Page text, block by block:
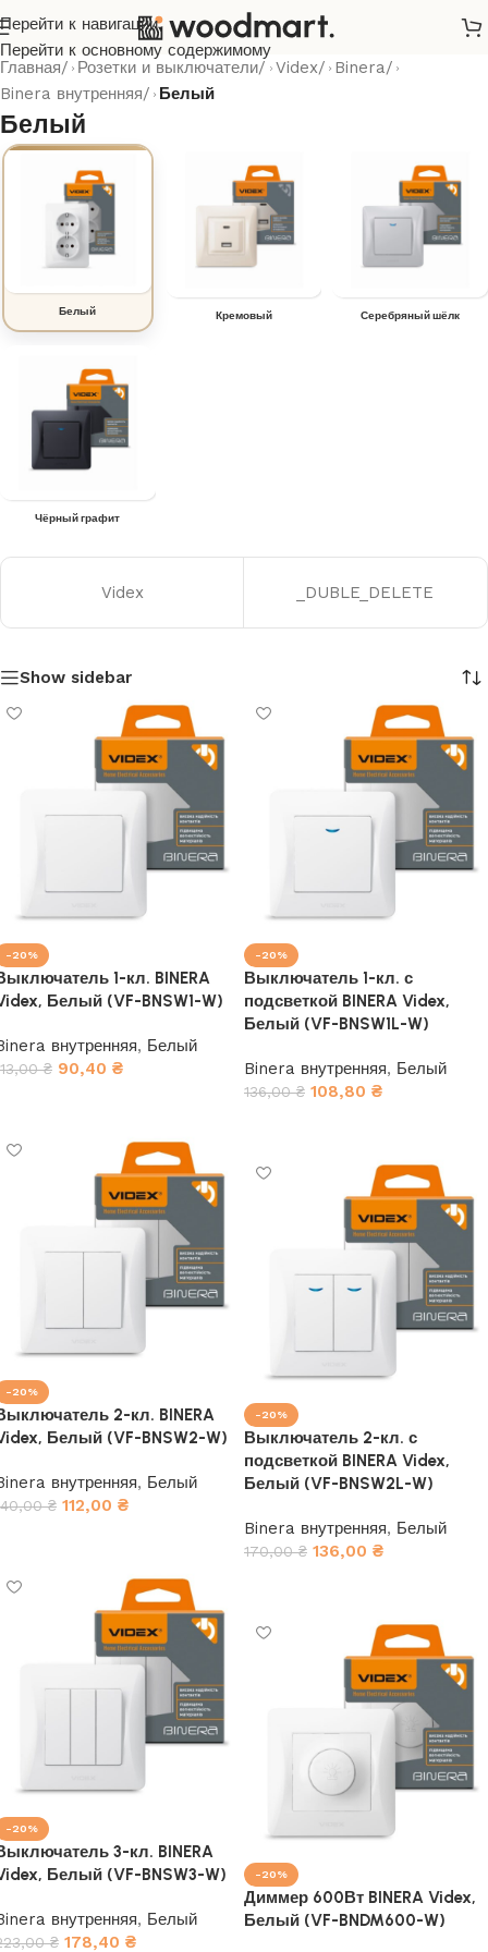
Перейти к навигации
Перейти к основному содержимому
Главная/ Розетки и выключатели/ Videx/ Binera/
Binera внутренняя/ Белый
Белый
Белый Кремовый Серебряный шёлк
Чёрный графит
Videx _DUBLE_DELETE
Show sidebar
-20%
1-кл. BINERA
Белый (VF-BNSW1-W)
внутренняя, Белый
₴ 90,40 ₴
-20%
Выключатель 1-кл. с
подсветкой BINERA Videx,
Белый (VF-BNSW1L-W)
Binera внутренняя, Белый
136,00₴ 108,80 ₴
-20%
2-кл. BINERA
Белый (VF-BNSW2-W)
внутренняя, Белый
₴ 112,00 ₴
-20%
Выключатель 2-кл. с
подсветкой BINERA Videx,
Белый (VF-BNSW2L-W)
Binera внутренняя, Белый
170,00₴ 136,00 ₴
-20%
3-кл. BINERA
Белый (VF-BNSW3-W)
внутренняя, Белый
₴ 178,40 ₴
-20%
Диммер 600Вт BINERA Videx,
Белый (VF-BNDM600-W)